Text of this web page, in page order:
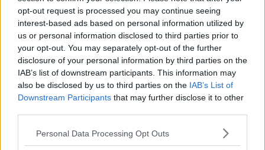
opt-out request is processed you may continue seeing
interest-based ads based on personal information utilized by
us or personal information disclosed to third parties prior to
your opt-out. You may separately opt-out of the further
disclosure of your personal information by third parties on the
IAB’s list of downstream participants. This information may
also be disclosed by us to third parties on the IAB’s List of
Downstream Participants that may further disclose it to other
Please note that this website/app uses one or more Google
Personal Data Processing Opt Outs